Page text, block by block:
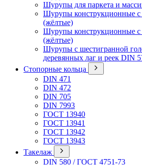
Шурупы для паркета и
Шурупы конструкционные с
(жёлтые)
Шурупы конструкционные с
(жёлтые)
Шурупы с шестигранной
деревянных лаг и реек DIN
Стопорные кольца
DIN 471
DIN 472
DIN 705
DIN 7993
ГОСТ 13940
ГОСТ 13941
ГОСТ 13942
ГОСТ 13943
Такелаж
DIN 580 / ГОСТ 4751-73